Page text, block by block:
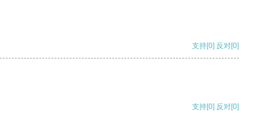
支持[0] 反对[0]
支持[0] 反对[0]